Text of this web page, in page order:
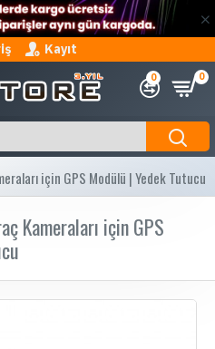
Kayıt
0 0
için GPS Modülü | Yedek Tutucu
Kameraları için GPS